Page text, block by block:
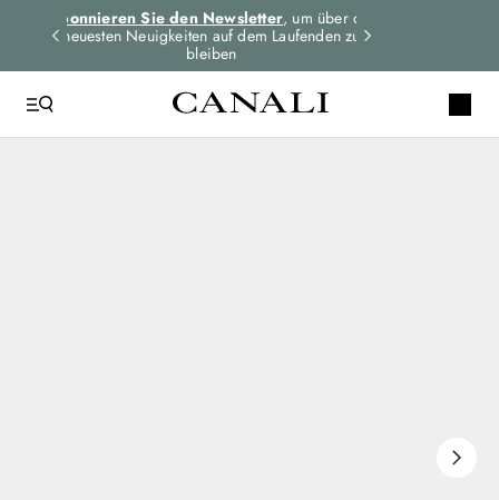
Sie den Newsletter, um über die
auf dem Laufenden zu
Expressversand und kostenlose
für alle Bestellungen.